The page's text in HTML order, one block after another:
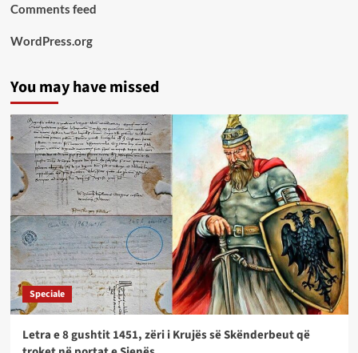
Comments feed
WordPress.org
You may have missed
Speciale
Letra e 8 gushtit 1451, zëri i Krujës së Skënderbeut që